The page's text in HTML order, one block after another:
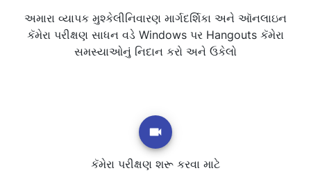
અમારા વ્યાપક મુશ્કેલીનિવારણ માર્ગદર્શિકા અને ઑનલાઇન
કૅમેરા પરીક્ષણ સાધન વડે Windows પર Hangouts કૅમેરા
સમસ્યાઓનું નિદાન કરો અને ઉકેલો
કૅમેરા પરીક્ષણ શરૂ કરવા માટે